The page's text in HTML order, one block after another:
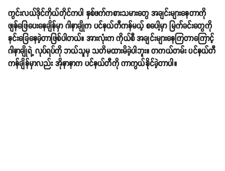
ကွင်းလယ်ဒိုင်ကိုယ်တိုင်ကပါ နှစ်ဖက်ကစားသမားတွေ အချင်းများနေတာကို
ဖျန်ဖြေပေးနေချိန်မှာ ဂါနာချိုက ပင်နယ်တီကန်မယ့် စပေါ့မှာ မြက်ခင်းတွေကို
နင်းခြေနေခဲ့တာဖြစ်ပါတယ်။ အားလုံးက ကိုယ်စီ အချင်းများနေကြတာကြောင့်
ဂါနာချိုရဲ့ လုပ်ရပ်ကို ဘယ်သူမှ သတိမထားမိခဲ့ပါဘူး။ တကယ်တမ်း ပင်နယ်တီ
ကန်ချိန်မှာလည်း အိုနာနာက ပင်နယ်တီကို ကာကွယ်နိုင်ခဲ့တာပါ။